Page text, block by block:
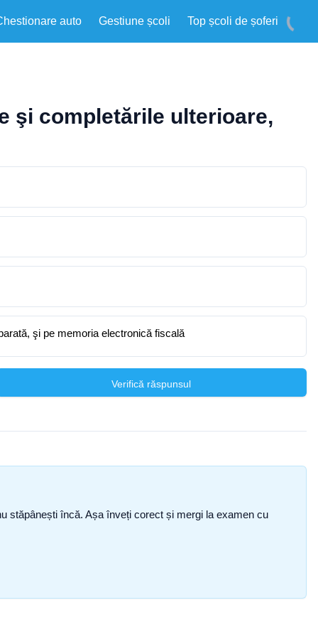
auto Gestiune școli Top școli de șoferi
şi completările ulterioare,
şi pe memoria electronică fiscală
Verifică răspunsul
stăpânești încă. Așa înveți corect și mergi la examen cu